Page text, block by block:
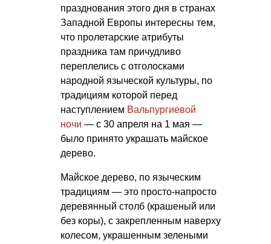
празднования этого дня в странах
Западной Европы интересны тем,
что пролетарские атрибуты
праздника там причудливо
переплелись с отголосками
народной языческой культуры, по
традициям которой перед
наступлением Вальпургиевой
ночи — с 30 апреля на 1 мая —
было принято украшать майское
дерево.
Майское дерево, по языческим
традициям — это просто-напросто
деревянный столб (крашеный или
без коры), с закрепленным наверху
колесом, украшенным зелеными